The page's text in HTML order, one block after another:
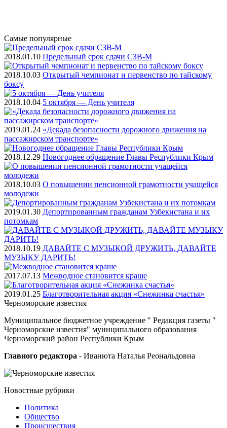
Самые популярные
2018.01.10 Предельный срок сдачи СЗВ-М
2018.10.03 Открытый чемпионат и первенство по тайскому
боксу
2018.10.04 5 октября — День учителя
2019.01.24 «Декада безопасности дорожного движения на
пассажирском транспорте»
2018.12.29 Новогоднее обращение Главы Республики Крым
2018.10.03 О повышении пенсионной грамотности учащейся
молодежи
2019.01.30 Депортированным гражданам Узбекистана и их
потомкам
2018.10.19 ДАВАЙТЕ С МУЗЫКОЙ ДРУЖИТЬ, ДАВАЙТЕ
МУЗЫКУ ДАРИТЬ!
2017.07.13 Межводное становится краше
2019.01.25 Благотворительная акция «Снежинка счастья»
Черноморские известия
Муниципальное бюджетное учреждение " Редакция газеты "
Черноморские известия" муниципального образования
Черноморский район Республики Крым
Главного редактора - Иванюта Наталья Реональдовна
Новостные рубрики
Политика
Общество
Проиcшествия